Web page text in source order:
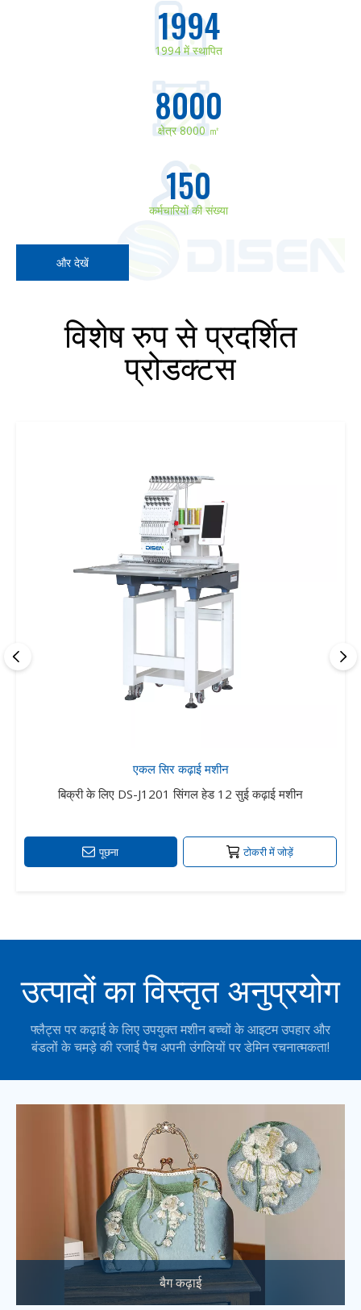
1994
1994 में स्थापित
8000
क्षेत्र 8000 ㎡
150
कर्मचारियों की संख्या
और देखें
विशेष रुप से प्रदर्शित
प्रोडक्टस
एकल सिर कढ़ाई मशीन
बिक्री के लिए DS-J1201 सिंगल हेड 12 सुई कढ़ाई मशीन
पूछना टोकरी में जोड़ें
उत्पादों का विस्तृत अनुप्रयोग
फ्लैट्स पर कढ़ाई के लिए उपयुक्त मशीन बच्चों के आइटम उपहार और
बंडलों के चमड़े की रजाई पैच अपनी उंगलियों पर डेमिन रचनात्मकता!
बैग कढ़ाई